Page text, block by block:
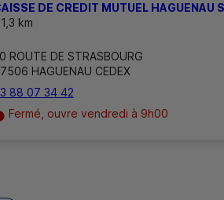
DE CREDIT MUTUEL HAGUENAU
1,3 km
ROUTE DE STRASBOURG
HAGUENAU CEDEX
88 07 34 42
Fermé, ouvre vendredi à 9h00